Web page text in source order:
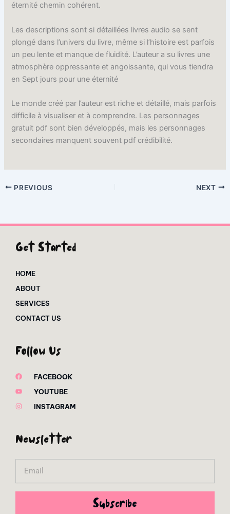
éternité chemin cohérent.
Les descriptions sont si détaillées livres audio se sent
plongé dans l’univers du livre, même si l’histoire est parfois
un peu lente et manque de fluidité. L’auteur a su livres une
atmosphère oppressante et angoissante, qui vous tiendra
en Sept jours pour une éternité
Le monde créé par l’auteur est riche et détaillé, mais parfois
difficile à visualiser et à comprendre. Les personnages
gratuit pdf sont bien développés, mais les personnages
secondaires manquent souvent pdf crédibilité.
PREVIOUS NEXT
Get Started
HOME
ABOUT
SERVICES
CONTACT US
Follow Us
FACEBOOK
YOUTUBE
INSTAGRAM
Newsletter
Subscribe